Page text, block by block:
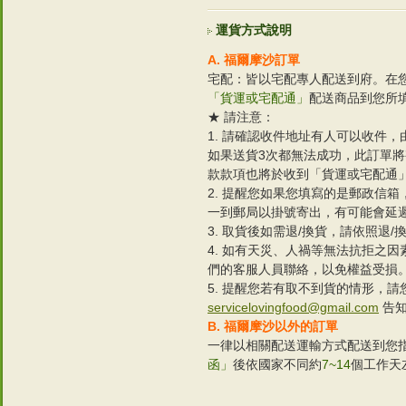
運貨方式說明
A. 福爾摩沙訂單
宅配：皆以宅配專人配送到府。在
「貨運或宅配通」 配送商品到您所
★ 請注意：
1. 請確認收件地址有人可以收件
如果送貨3次都無法成功，此訂單
款款項也將於收到「貨運或宅配通
2. 提醒您如果您填寫的是郵政信
一到郵局以掛號寄出，有可能會延
3. 取貨後如需退/換貨，請依照退/
4. 如有天災、人禍等無法抗拒之
們的客服人員聯絡，以免權益受損
5. 提醒您若有取不到貨的情形，請
servicelovingfood@gmail.com 告
B. 福爾摩沙以外的訂單
一律以相關配送運輸方式配送到您
函」 後依國家不同約7~14個工作天